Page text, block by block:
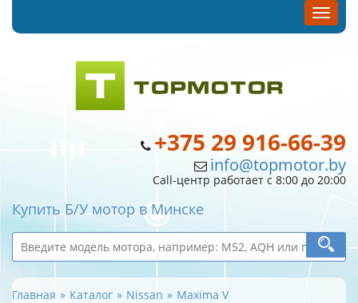
+375 29 916-66-39
info@topmotor.by
Call-центр работает с 8:00 до 20:00
Купить Б/У мотор в Минске
Главная Каталог Nissan Maxima V